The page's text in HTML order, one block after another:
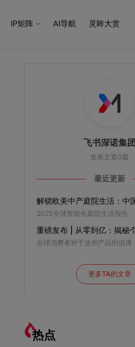
IP矩阵 AI导航 灵眸大赏
飞书深诺集团
发表文章0篇
最近更新
2025全球智能化庭院生活报告
更多TA的文章
热点